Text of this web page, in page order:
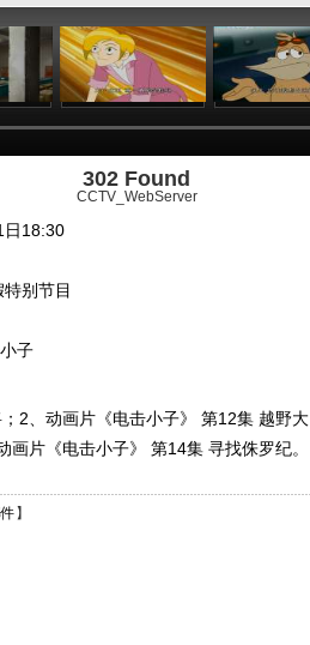
08:36 09:31
302 Found
CCTV_WebServer
日18:30
别节目
子
2、动画片《电击小子》 第12集 越野大
片《电击小子》 第14集 寻找侏罗纪。
】